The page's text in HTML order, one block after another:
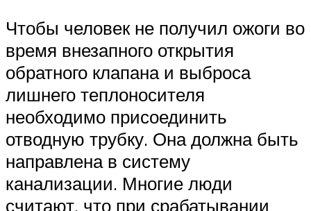
Чтобы человек не получил ожоги во
время внезапного открытия
обратного клапана и выброса
лишнего теплоносителя
необходимо присоединить
отводную трубку. Она должна быть
направлена в систему
канализации. Многие люди
считают, что при срабатывании